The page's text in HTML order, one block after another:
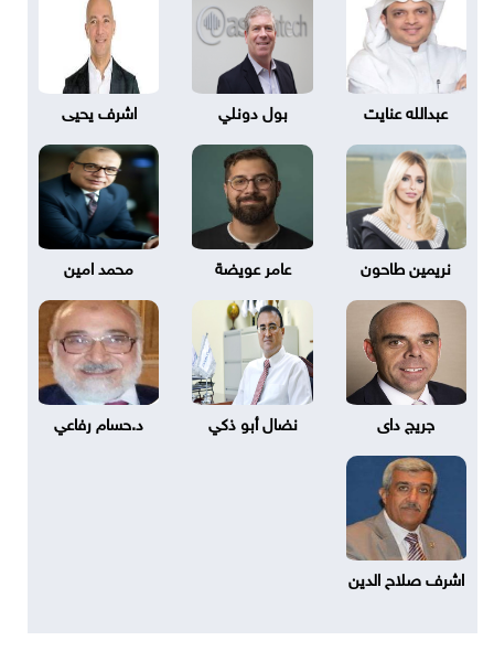
عبدالله عنايت بول دونلي اشرف يحيى
نريمين طاحون عامر عويضة محمد امين
جريج داى نضال أبو ذكي د.حسام رفاعي
اشرف صلاح الدين